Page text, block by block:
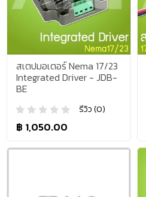
สเตปมอเตอร์ Nema 17/23
Integrated Driver - JDB-
BE
รีวิว (0)
฿ 1,050.00